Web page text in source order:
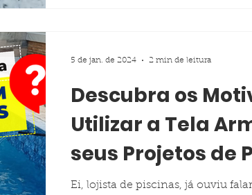
Descubra os
Utilizar a Tela
seus Projetos de
Ei, lojista de piscinas, já ouviu
5 de jan. de 2024 2 min de leitura